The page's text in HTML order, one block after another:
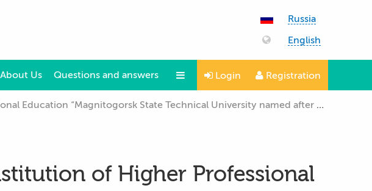
Russia
English
Us Questions and answers
Questions and answers
Login Registration
“Magnitogorsk State Technical University named after G.I. Nosov”
of Higher Professional